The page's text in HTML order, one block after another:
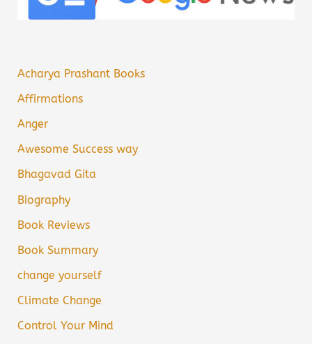
Acharya Prashant Books
Affirmations
Anger
Awesome Success way
Bhagavad Gita
Biography
Book Reviews
Book Summary
change yourself
Climate Change
Control Your Mind